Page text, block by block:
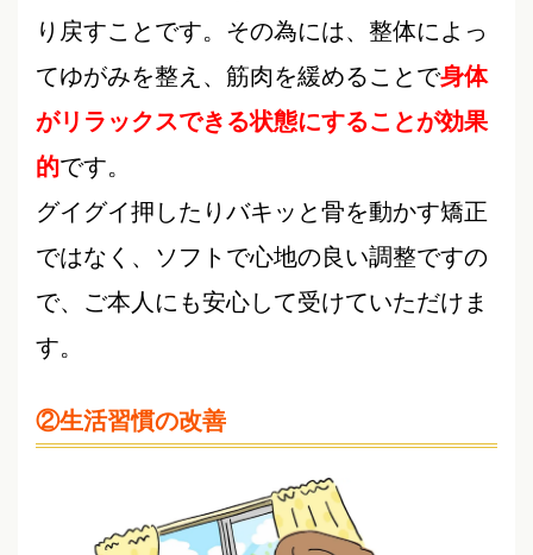
り戻すことです。その為には、整体によっ
てゆがみを整え、筋肉を緩めることで身体
がリラックスできる状態にすることが効果
的です。
グイグイ押したりバキッと骨を動かす矯正
ではなく、ソフトで心地の良い調整ですの
で、ご本人にも安心して受けていただけま
す。
②生活習慣の改善